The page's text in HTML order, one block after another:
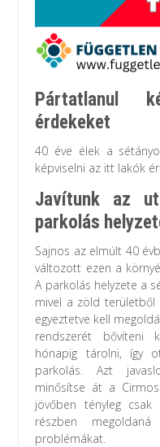
Pártatlanul
érdekeket
40 éve élek a
képviselni az itt lakók
Javítunk az
parkolás
Sajnos az elmúlt 40
változott ezen a
A parkolás helyzete a
mivel a zöld területből
egyeztetve kell
rendszerét bővíteni
hónapig tárolni, így
parkolás. Azt
minősítse át a
jövőben tényleg csak
részben
problémákat.